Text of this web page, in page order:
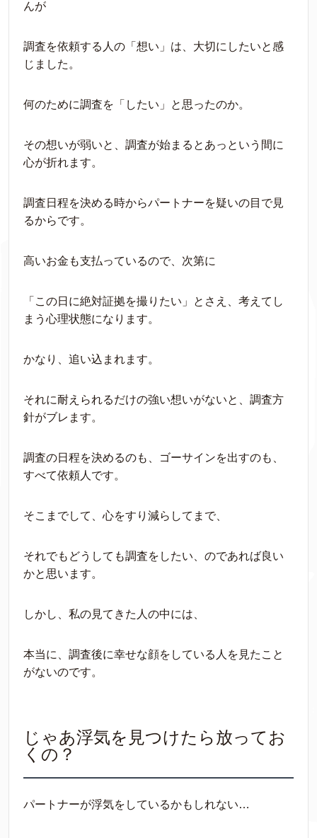
んが
調査を依頼する人の「想い」は、大切にしたいと感
じました。
何のために調査を「したい」と思ったのか。
その想いが弱いと、調査が始まるとあっという間に
心が折れます。
調査日程を決める時からパートナーを疑いの目で見
るからです。
高いお金も支払っているので、次第に
「この日に絶対証拠を撮りたい」とさえ、考えてし
まう心理状態になります。
かなり、追い込まれます。
それに耐えられるだけの強い想いがないと、調査方
針がブレます。
調査の日程を決めるのも、ゴーサインを出すのも、
すべて依頼人です。
そこまでして、心をすり減らしてまで、
それでもどうしても調査をしたい、のであれば良い
かと思います。
しかし、私の見てきた人の中には、
本当に、調査後に幸せな顔をしている人を見たこと
がないのです。
じゃあ浮気を見つけたら放ってお
くの？
パートナーが浮気をしているかもしれない…